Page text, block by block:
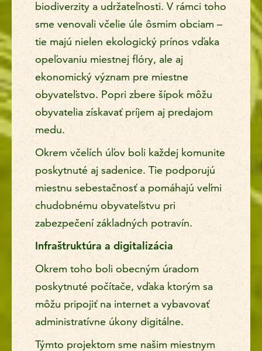
biodiverzity a udržateľnosti. V rámci toho
sme venovali včelie úle ôsmim obciam –
tie majú nielen ekologický prínos vďaka
opeľovaniu miestnej flóry, ale aj
ekonomický význam pre miestne
obyvateľstvo. Popri zbere šípok môžu
obyvatelia získavať príjem aj predajom
medu.
Okrem včelích úľov boli každej komunite
poskytnuté aj sadenice. Tie podporujú
miestnu sebestačnosť a pomáhajú veľmi
chudobnému obyvateľstvu pri
zabezpečení základných potravín.
Infraštruktúra a digitalizácia
Okrem toho boli obecným úradom
poskytnuté počítače, vďaka ktorým sa
môžu pripojiť na internet a vybavovať
administratívne úkony digitálne.
Týmto projektom sme našim miestnym